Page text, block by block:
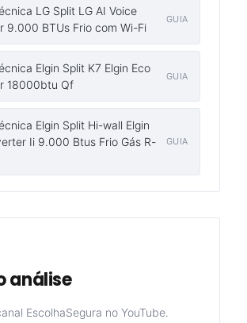
LG Split LG AI Voice
9.000 BTUs Frio com Wi-Fi
GUIA
Elgin Split K7 Elgin Eco
18000btu Qf
GUIA
Elgin Split Hi-wall Elgin
Ii 9.000 Btus Frio Gás R-
GUIA
análise
EscolhaSegura no YouTube.